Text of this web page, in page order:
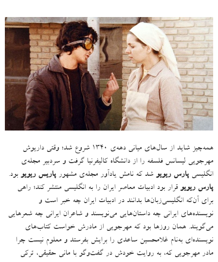
همه‌چیز شاید از سال‌های میانی دهه‌ی ۱۳۴۰ شروع شد؛ وقتی داریوش
مهرجویی لیسانس فلسفه را از دانشگاه کالیفرنیا گرفت و سردبیر مجله‌ی
انگلیسیپارس ریویو شد که نامش یادآور مجله‌ی مشهورپاریس ریویو بود.
پارس ریویو قرار بود ادبیات معاصر ایران را به انگلیسی منتشر کند؛ راهی
برای آن‌که انگلیسی‌زبان‌ها بدانند در ادبیات ایران چه خبر است و
نویسنده‌های ایرانی چه داستان‌هایی می‌نویسند و شاعران ایرانی چه شعرهایی
می‌گویند. همان روزها بود که مهرجویی از مادرش خواست کتاب‌های
نویسنده‌ای به‌نام غلامحسین ساعدی را برایش بفرستد و معلوم نیست چرا
مادر مهرجویی که، به روایت خودش در گفت‌وگو با مانی حقیقی، ترکی